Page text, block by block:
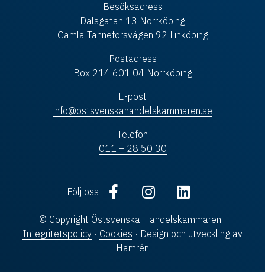
Besöksadress
Dalsgatan 13 Norrköping
Gamla Tanneforsvägen 92 Linköping
Postadress
Box 214 601 04 Norrköping
E-post
info@ostsvenskahandelskammaren.se
Telefon
011 – 28 50 30
Följ oss
© Copyright Östsvenska Handelskammaren ·
Integritetspolicy · Cookies · Design och utveckling av
Hamrén